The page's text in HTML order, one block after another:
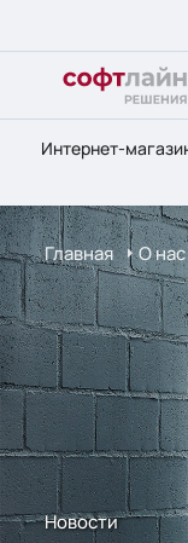
Интернет-
Главная О нас
Новости